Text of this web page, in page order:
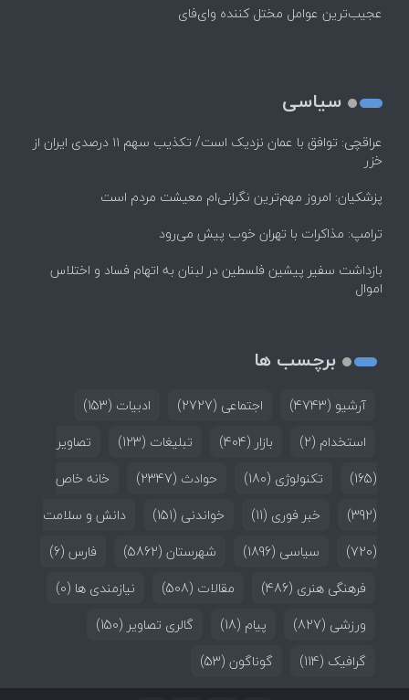
عجیب‌ترین عوامل مختل کننده وای‌فای
سیاسی
عراقچی: توافق با عمان نزدیک است/ تکذیب سهم ۱۱ درصدی ایران از
خزر
پزشکیان: امروز مهم‌ترین نگرانی‌ام معیشت مردم است
ترامپ: مذاکرات با تهران خوب پیش می‌رود
بازداشت سفیر پیشین فلسطین در لبنان به اتهام فساد و اختلاس
اموال
برچسب ها
آرشیو (4743) اجتماعی (2727) ادبیات (153)
استخدام (2) بازار (404) تبلیغات (123)
تصاویر
(165)
تکنولوژی (180) حوادث (2347)
خانه خاص
(392)
خبر فوری (11) خواندنی (151)
دانش و سلامت
(720)
سیاسی (1896) شهرستان (5862) فارس (6)
فرهنگی هنری (486) مقالات (508) نیازمندی ها (0)
ورزشی (827) پیام (18) گالری تصاویر (150)
گرافیک (114) گوناگون (53)